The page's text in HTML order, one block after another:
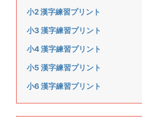
小2 漢字練習プリント
小3 漢字練習プリント
小4 漢字練習プリント
小5 漢字練習プリント
小6 漢字練習プリント